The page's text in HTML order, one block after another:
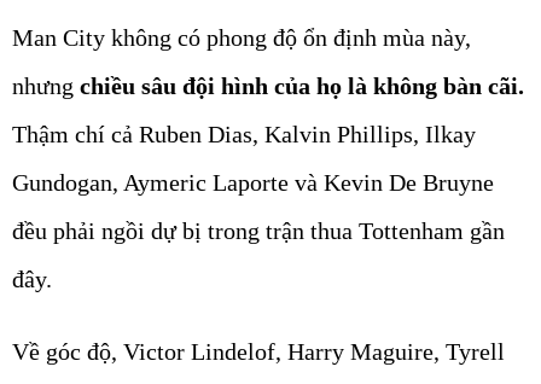
Man City không có phong độ ổn định mùa này,
nhưng chiều sâu đội hình của họ là không bàn cãi.
Thậm chí cả Ruben Dias, Kalvin Phillips, Ilkay
Gundogan, Aymeric Laporte và Kevin De Bruyne
đều phải ngồi dự bị trong trận thua Tottenham gần
đây.
Về góc độ, Victor Lindelof, Harry Maguire, Tyrell